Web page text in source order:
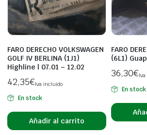
FARO DERECHO VOLKSWAGEN
GOLF IV BERLINA (1J1)
Highline | 07.01 – 12.02
42,35€Iva incluido
En stock
Añadir al carrito
FARO
(6L1)
36,30€
En stock